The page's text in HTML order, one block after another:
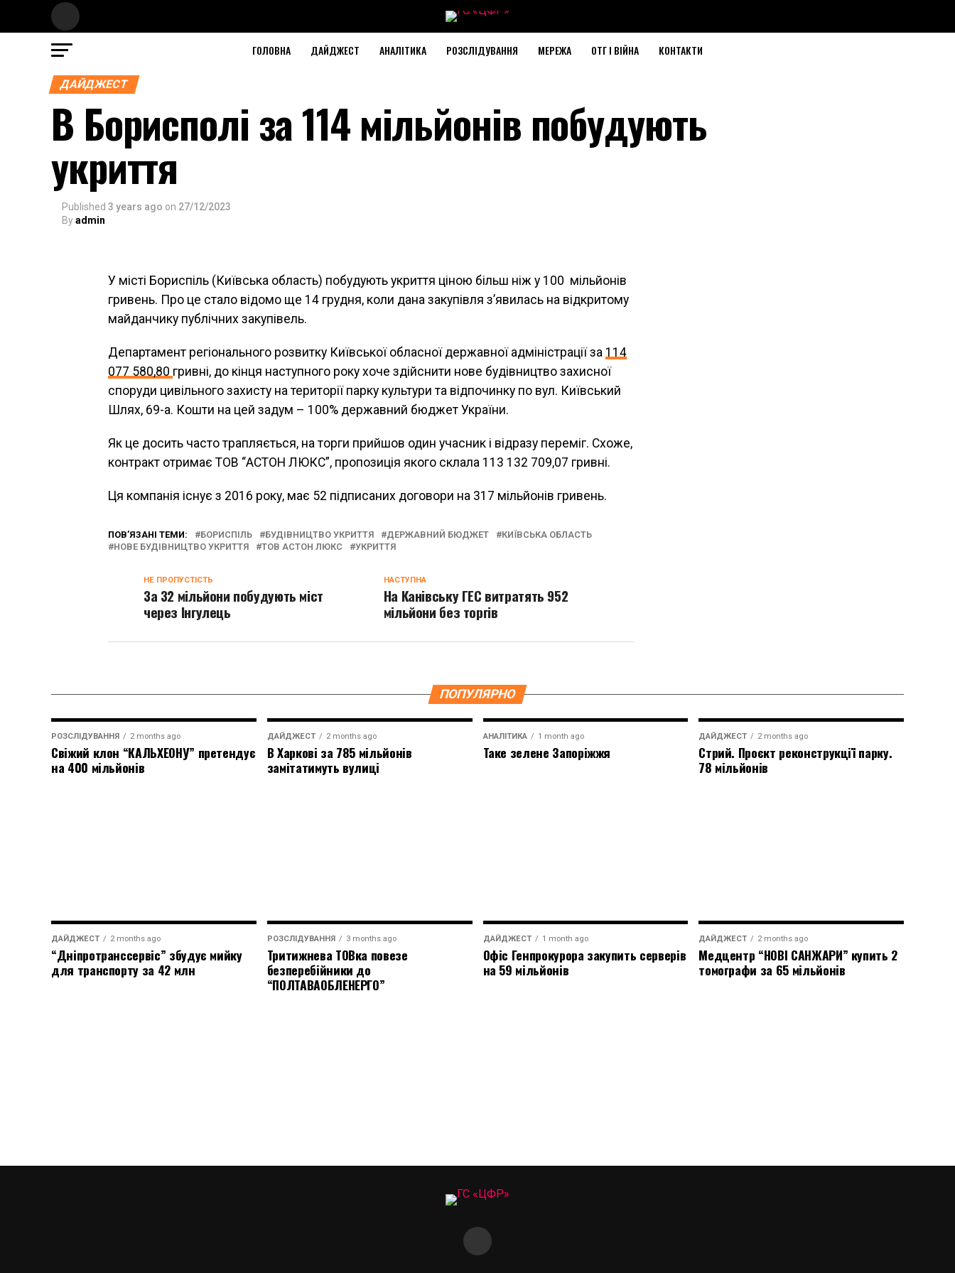
ГОЛОВНА ДАЙДЖЕСТ АНАЛІТИКА РОЗСЛІДУВАННЯ МЕРЕЖА ОТГ І ВІЙНА КОНТАКТИ
ДАЙДЖЕСТ
В Борисполі за 114 мільйонів побудують
укриття
Published 3 years ago on 27/12/2023
Byadmin
У місті Бориспіль (Київська область) побудують укриття ціною більш ніж у 100 мільйонів
гривень. Про це стало відомо ще 14 грудня, коли дана закупівля з’явилась на відкритому
майданчику публічних закупівель.
Департамент регіонального розвитку Київської обласної державної адміністрації за 114
077 580,80 гривні, до кінця наступного року хоче здійснити нове будівництво захисної
споруди цивільного захисту на території парку культури та відпочинку по вул. Київський
Шлях, 69-а. Кошти на цей задум – 100% державний бюджет України.
Як це досить часто трапляється, на торги прийшов один учасник і відразу переміг. Схоже,
контракт отримає ТОВ “АСТОН ЛЮКС”, пропозиція якого склала 113 132 709,07 гривні.
Ця компанія існує з 2016 року, має 52 підписаних договори на 317 мільйонів гривень.
ПОВ’ЯЗАНІ ТЕМИ: БОРИСПІЛЬ БУДІВНИЦТВО УКРИТТЯ ДЕРЖАВНИЙ БЮДЖЕТ
КИЇВСЬКА ОБЛАСТЬ
НОВЕ БУДІВНИЦТВО УКРИТТЯ
ТОВ АСТОН ЛЮКС УКРИТТЯ
НАСТУПНА
На Канівську ГЕС витратять 952
мільйони без торгів
НЕ ПРОПУСТІСТЬ
За 32 мільйони побудують міст
через Інгулець
ПОПУЛЯРНО
РОЗСЛІДУВАННЯ 2 months ago
Свіжий клон “КАЛЬХЕОНУ” претендує
на 400 мільйонів
ДАЙДЖЕСТ 2 months ago
В Харкові за 785 мільйонів
замітатимуть вулиці
АНАЛІТИКА 1 month ago
Таке зелене Запоріжжя
ДАЙДЖЕСТ 2 months ago
Стрий. Проєкт реконструкції парку.
78 мільйонів
ДАЙДЖЕСТ 2 months ago
“Дніпротранссервіс” збудує мийку
для транспорту за 42 млн
РОЗСЛІДУВАННЯ 3 months ago
Тритижнева ТОВка повезе
безперебійники до
“ПОЛТАВАОБЛЕНЕРГО”
ДАЙДЖЕСТ 1 month ago
Офіс Генпрокурора закупить серверів
на 59 мільйонів
ДАЙДЖЕСТ 2 months ago
Медцентр “НОВІ САНЖАРИ” купить 2
томографи за 65 мільйонів